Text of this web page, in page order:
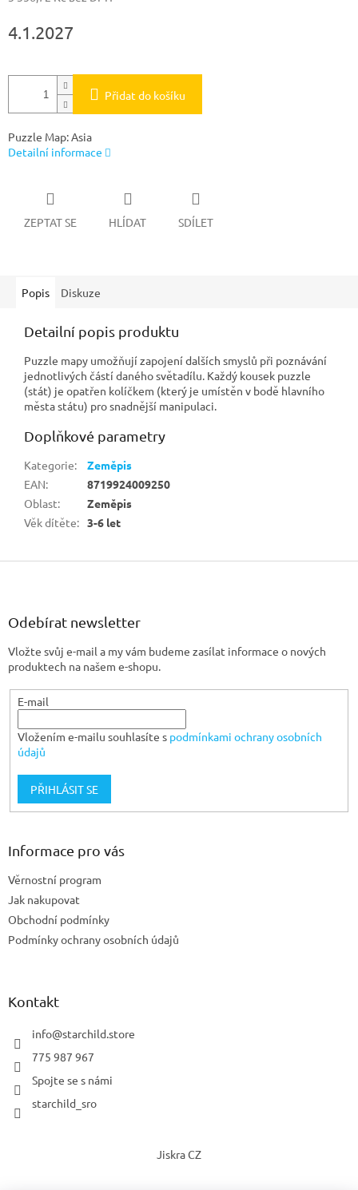
cena:
4.1.2027
Přidat do košíku
Puzzle Map: Asia
Detailní informace
ZEPTAT SE HLÍDAT SDÍLET
Popis Diskuze
Detailní popis produktu
Puzzle mapy umožňují zapojení dalších smyslů při poznávání
jednotlivých částí daného světadílu. Každý kousek puzzle
(stát) je opatřen kolíčkem (který je umístěn v bodě hlavního
města státu) pro snadnější manipulaci.
Doplňkové parametry
Kategorie:
Zeměpis
EAN:
8719924009250
Oblast:
Zeměpis
Věk dítěte: 3-6 let
Z
Odebírat newsletter
Vložte svůj e-mail a my vám budeme zasílat informace o nových
produktech na našem e-shopu.
E-mail
Vložením e-mailu souhlasíte s podmínkami ochrany osobních
údajů
PŘIHLÁSIT SE
Informace pro vás
Věrnostní program
Jak nakupovat
Obchodní podmínky
Podmínky ochrany osobních údajů
Kontakt
info@starchild.store
775 987 967
Spojte se s námi
starchild_sro
Jiskra CZ